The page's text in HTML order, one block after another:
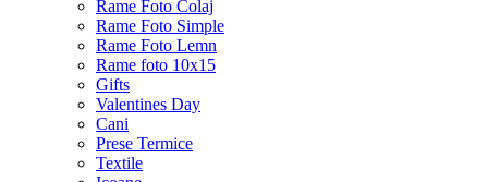
Rame Foto Colaj
Rame Foto Simple
Rame Foto Lemn
Rame foto 10x15
Gifts
Valentines Day
Cani
Prese Termice
Textile